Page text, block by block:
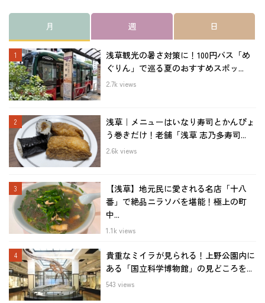
月 週 日
浅草観光の暑さ対策に！100円バス「め
ぐりん」で巡る夏のおすすめスポッ...
2.7k views
浅草｜メニューはいなり寿司とかんぴょ
う巻きだけ！老舗「浅草 志乃多寿司...
2.6k views
【浅草】地元民に愛される名店「十八
番」で絶品ニラソバを堪能！極上の町
中...
1.1k views
貴重なミイラが見られる！上野公園内に
ある「国立科学博物館」の見どころを...
543 views